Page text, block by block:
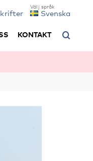
Svenska
KONTAKT